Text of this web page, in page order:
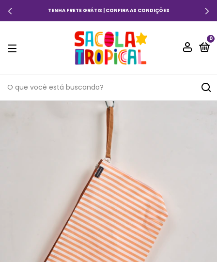
TENHA FRETE GRÁTIS | CONFIRA AS CONDIÇÕES
0